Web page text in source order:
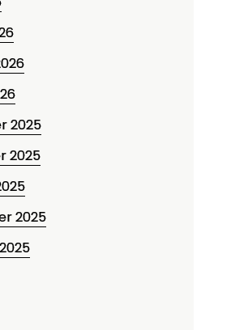
2025
2025
2025